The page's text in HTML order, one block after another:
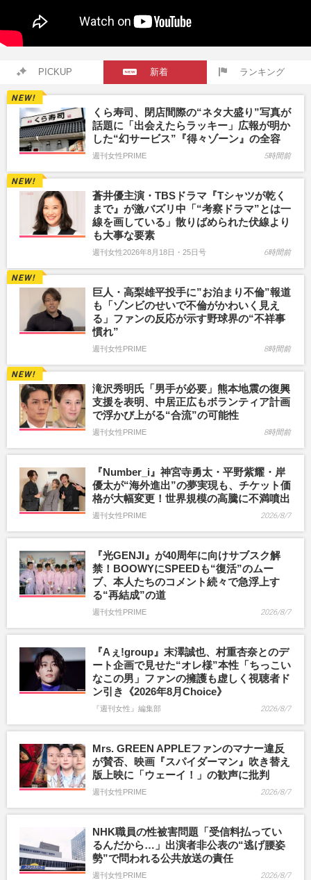
PICKUP 新着 ランキング
くら寿司、閉店間際の“ネタ大盛り”写真が
話題に「出会えたらラッキー」広報が明か
した“幻サービス”『得々ゾーン』の全容
週刊女性PRIME 5時間前
蒼井優主演・TBSドラマ『Tシャツが乾く
まで』が激バズリ中「“考察ドラマ”とは一
線を画している」散りばめられた伏線より
も大事な要素
週刊女性2026年8月18日・25日号 6時間前
巨人・高梨雄平投手に”お泊まり不倫”報道
も「ゾンビのせいで不倫がかわいく見え
る」ファンの反応が示す野球界の“不祥事
慣れ”
週刊女性PRIME 8時間前
滝沢秀明氏「男手が必要」熊本地震の復興
支援を表明、中居正広もボランティア計画
で浮かび上がる“合流”の可能性
週刊女性PRIME 8時間前
『Number_i』神宮寺勇太・平野紫耀・岸
優太が“海外進出”の夢実現も、チケット価
格が大幅変更！世界規模の高騰に不満噴出
週刊女性PRIME 2026/8/7
『光GENJI』が40周年に向けサブスク解
禁！BOOWYにSPEEDも“復活”のムー
ブ、本人たちのコメント続々で急浮上す
る“再結成”の道
週刊女性PRIME 2026/8/7
『Aぇ!group』末澤誠也、村重杏奈とのデ
ート企画で見せた“オレ様”本性「ちっこい
なこの男」ファンの擁護も虚しく視聴者ド
ン引き《2026年8月Choice》
『週刊女性』編集部 2026/8/7
Mrs. GREEN APPLEファンのマナー違反
が賛否、映画『スパイダーマン』吹き替え
版上映に「ウェーイ！」の歓声に批判
週刊女性PRIME 2026/8/7
NHK職員の性被害問題「受信料払ってい
るんだから…」出演者非公表の“逃げ腰姿
勢”で問われる公共放送の責任
週刊女性PRIME 2026/8/7